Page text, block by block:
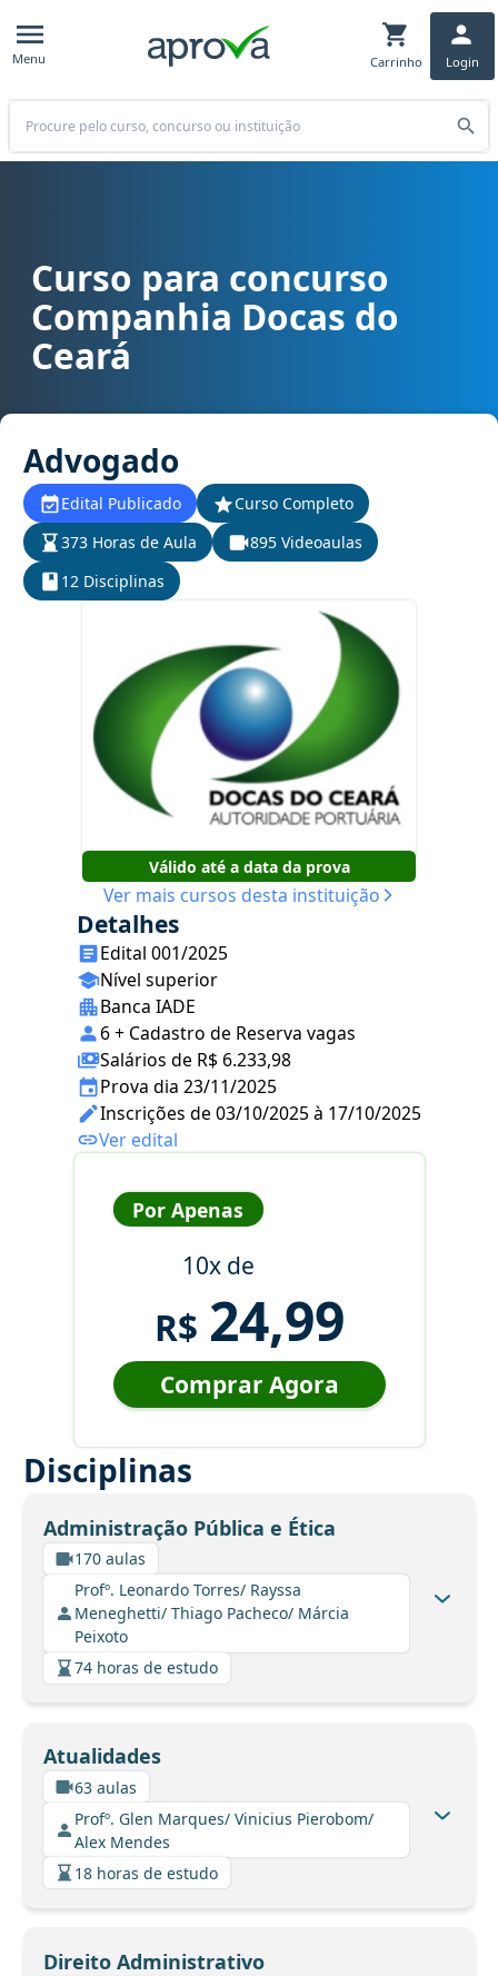
Menu Carrinho Login
Buscar
Curso para concurso CDC (CE) - Companhia Docas do Ceará cargo
Curso para concurso
Companhia Docas do
Ceará
Advogado
Edital Publicado
Curso Completo
373 Horas de Aula
895 Videoaulas
12 Disciplinas
Válido até a data da prova
Ver mais cursos desta instituição
Detalhes
Edital 001/2025
Nível superior
Banca IADE
6 + Cadastro de Reserva vagas
Salários de R$ 6.233,98
Prova dia 23/11/2025
Inscrições de 03/10/2025 à 17/10/2025
Ver edital
Por Apenas
10x de
R$ 24,99
Comprar Agora
Disciplinas
Administração Pública e Ética
170 aulas
Profº. Leonardo Torres/ Rayssa
Meneghetti/ Thiago Pacheco/ Márcia
Peixoto
74 horas de estudo
Atualidades
63 aulas
Profº. Glen Marques/ Vinicius Pierobom/
Alex Mendes
18 horas de estudo
Direito Administrativo